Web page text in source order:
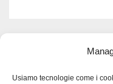
Usiamo tecnologie come i